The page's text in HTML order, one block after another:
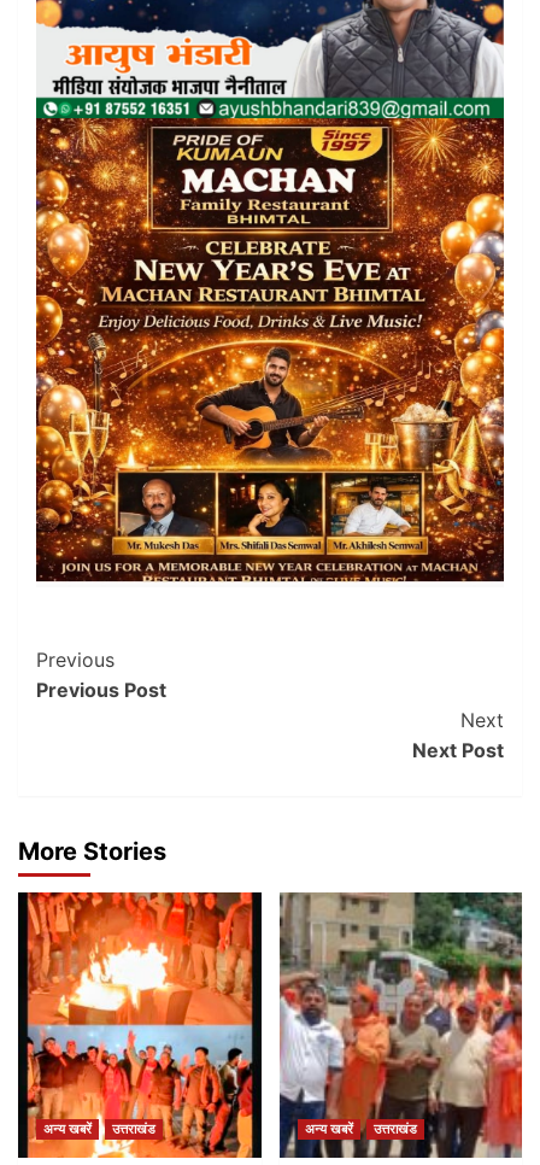
Post
Navigation
Previous
Previous Post
Next
Next Post
More Stories
अन्य खबरें उत्तराखंड अन्य खबरें उत्तराखंड